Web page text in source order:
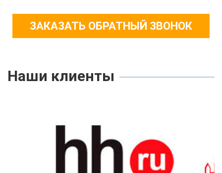
ЗАКАЗАТЬ ОБРАТНЫЙ ЗВОНОК
Наши клиенты